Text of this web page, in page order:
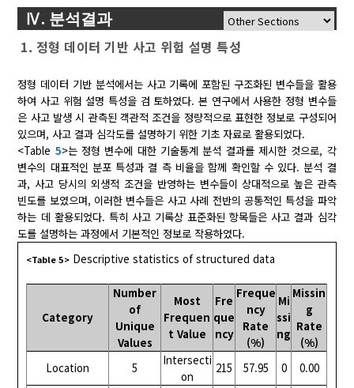
Ⅳ. 분석결과
1. 정형 데이터 기반 사고 위험 설명 특성
정형 데이터 기반 분석에서는 사고 기록에 포함된 구조화된 변수들을 활용
하여 사고 위험 설명 특성을 검 토하였다. 본 연구에서 사용한 정형 변수들
은 사고 발생 시 관측된 객관적 조건을 정량적으로 표현한 정보로 구성되어
있으며, 사고 결과 심각도를 설명하기 위한 기초 자료로 활용되었다.
<Table 5>는 정형 변수에 대한 기술통계 분석 결과를 제시한 것으로, 각
변수의 대표적인 분포 특성과 결 측 비율을 함께 확인할 수 있다. 분석 결
과, 사고 당시의 외생적 조건을 반영하는 변수들이 상대적으로 높은 관측
빈도를 보였으며, 이러한 변수들은 사고 사례 전반의 공통적인 특성을 파악
하는 데 활용되었다. 특히 사고 기록상 표준화된 항목들은 사고 결과 심각
도를 설명하는 과정에서 기본적인 정보로 작용하였다.
<Table 5> Descriptive statistics of structured data
Category
Number
of
Unique
Values
Most
Frequen
t Value
Fre
que
ncy
Freque
ncy
Rate
(%)
Mi
ssi
ng
Missin
g
Rate
(%)
Location
5
Intersecti
on
215 57.95 0
0.00